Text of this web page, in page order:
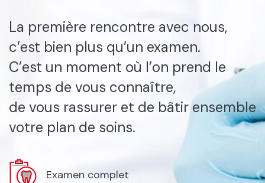
La première rencontre avec nous,
c’est bien plus qu’un examen.
C’est un moment où l’on prend le
temps de vous connaître,
de vous rassurer et de bâtir ensemble
votre plan de soins.
Examen complet